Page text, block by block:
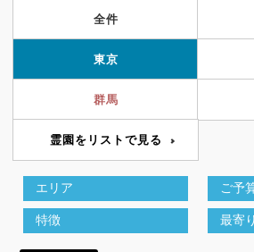
全件
東京
群馬
霊園をリストで見る